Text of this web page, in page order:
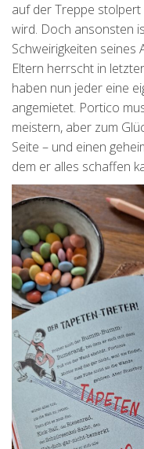
auf der Treppe
wird. Doch ansonsten
Schweirigkeiten seines
Eltern herrscht in
haben nun jeder eine
angemietet. Portico
meistern, aber zum
Seite – und einen
dem er alles schaffen